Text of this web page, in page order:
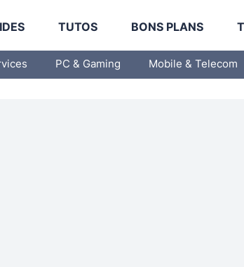
TUTOS BONS PLANS
PC & Gaming Mobile & Telecom